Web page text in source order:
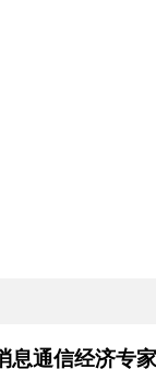
息通信经济专